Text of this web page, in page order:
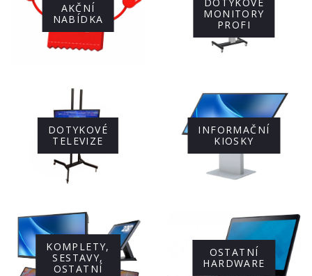
AKČNÍ
NABÍDKA
MONITORY
PROFI
DOTYKOVÉ
TELEVIZE
INFORMAČNÍ
KIOSKY
KOMPLETY,
SESTAVY,
OSTATNÍ
OSTATNÍ
HARDWARE